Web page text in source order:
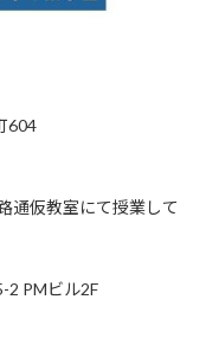
604
通仮教室にて授業して
2 PMビル2F